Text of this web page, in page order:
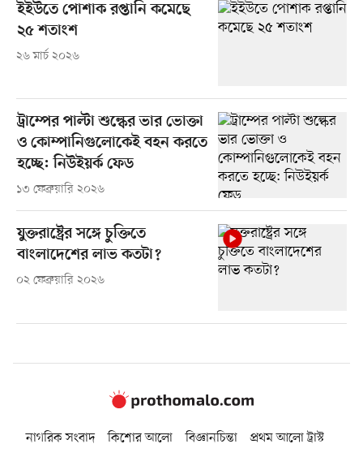
ইইউতে পোশাক রপ্তানি কমেছে
২৫ শতাংশ
২৬ মার্চ ২০২৬
ট্রাম্পের পাল্টা শুল্কের ভার ভোক্তা
ও কোম্পানিগুলোকেই বহন করতে
হচ্ছে: নিউইয়র্ক ফেড
১৩ ফেব্রুয়ারি ২০২৬
যুক্তরাষ্ট্রের সঙ্গে চুক্তিতে
বাংলাদেশের লাভ কতটা?
০২ ফেব্রুয়ারি ২০২৬
নাগরিক সংবাদ কিশোর আলো বিজ্ঞানচিন্তা
প্রথম আলো ট্রাস্ট